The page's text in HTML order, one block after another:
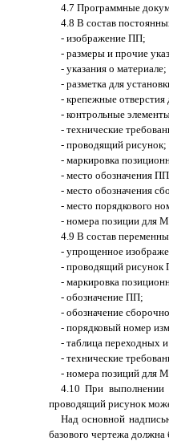
4.7 Программные
4.8 В состав
- изображение ПП;
- размеры и прочие
- указания о материале;
- разметка для
- крепежные
- контрольные
- технические
- проводящий рисунок;
- маркировка
- место обозначения
- место обозначения
- место порядкового
- номера позиции для
4.9 В состав
- упрощенное
- проводящий рисунок
- маркировка
- обозначение ПП;
- обозначение
- порядковый номер
- таблица переходных
- технические
- номера позиций для
4.10 При выполнении
проводящий рисунок
Над основной
базового чертежа